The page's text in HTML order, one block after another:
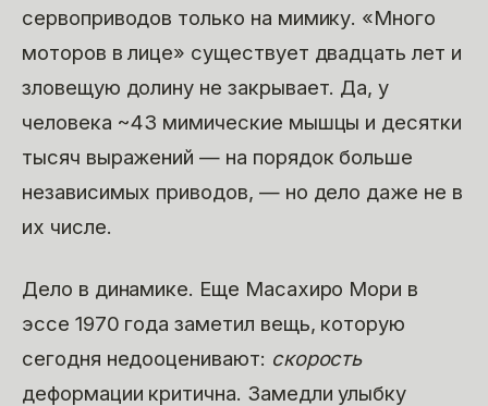
сервоприводов только на мимику. «Много
моторов в лице» существует двадцать лет и
зловещую долину не закрывает. Да, у
человека ~43 мимические мышцы и десятки
тысяч выражений — на порядок больше
независимых приводов, — но дело даже не в
их числе.
Дело в динамике. Еще Масахиро Мори в
эссе 1970 года заметил вещь, которую
сегодня недооценивают: скорость
деформации критична. Замедли улыбку